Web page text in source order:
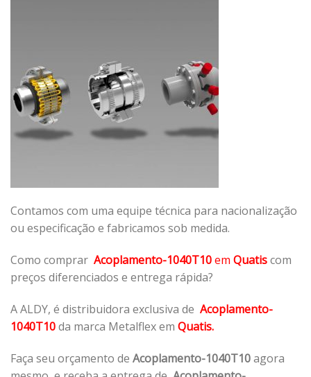
Contamos com uma equipe técnica para nacionalização
ou especificação e fabricamos sob medida.
Como comprar Acoplamento-1040T10em Quatiscom
preços diferenciados e entrega rápida?
A ALDY, é distribuidora exclusiva de Acoplamento-
1040T10da marca Metalflex em Quatis.
Faça seu orçamento de Acoplamento-1040T10agora